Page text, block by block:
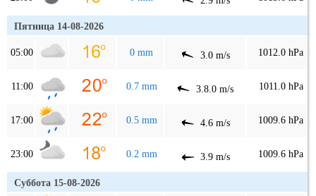
Пятница 14-08-2026
05:00 0 mm 3.0 m/s 1012.0 hPa
11:00 0.7 mm 3.8.0 m/s 1011.0 hPa
17:00 0.5 mm 4.6 m/s 1009.6 hPa
23:00 0.2 mm 3.9 m/s 1009.6 hPa
Суббота 15-08-2026